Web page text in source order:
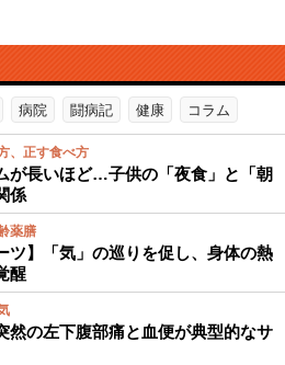
病院 闘病記 健康 コラム
、正す食べ方
が長いほど…子供の「夜食」と「朝
係
薬膳
ツ】「気」の巡りを促し、身体の熱
醒
然の左下腹部痛と血便が典型的なサ